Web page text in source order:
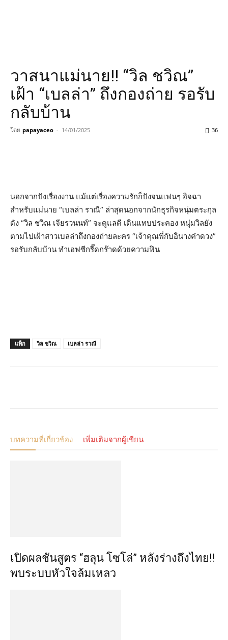
วาสนาแม่นาย!! “วิล ชวิณ”
เฝ้า “เบลล่า” ถึงกองถ่าย รอรับ
กลับบ้าน
โดย papayaceo - 14/01/2025 36
นอกจากปังเรื่องงาน แม้แต่เรื่องความรักก็ปังจนแฟนๆ อิจฉา
สำหรับแม่นาย “เบลล่า ราณี” ล่าสุดนอกจากนักธุรกิจหนุ่มตระกุล
ดัง “วิล ชวิณ เจียรวนนท์” จะดูแลดี เดินแทบประคอง หนุ่มวิลยัง
ตามไปเฝ้าสาวเบลล่าถึงกองถ่ายละคร “เจ้าคุณพี่กับอินางคำดวง”
รอรับกลับบ้าน ทำเอฟซีกรี๊ดกร๊าดด้วยความฟิน
แท็ก วิล ชวิณ เบลล่า ราณี
บทความที่เกี่ยวข้อง เพิ่มเติมจากผู้เขียน
เปิดผลชันสูตร “ฮลุน โซโล่” หลังร่างถึงไทย!!
พบระบบหัวใจล้มเหลว